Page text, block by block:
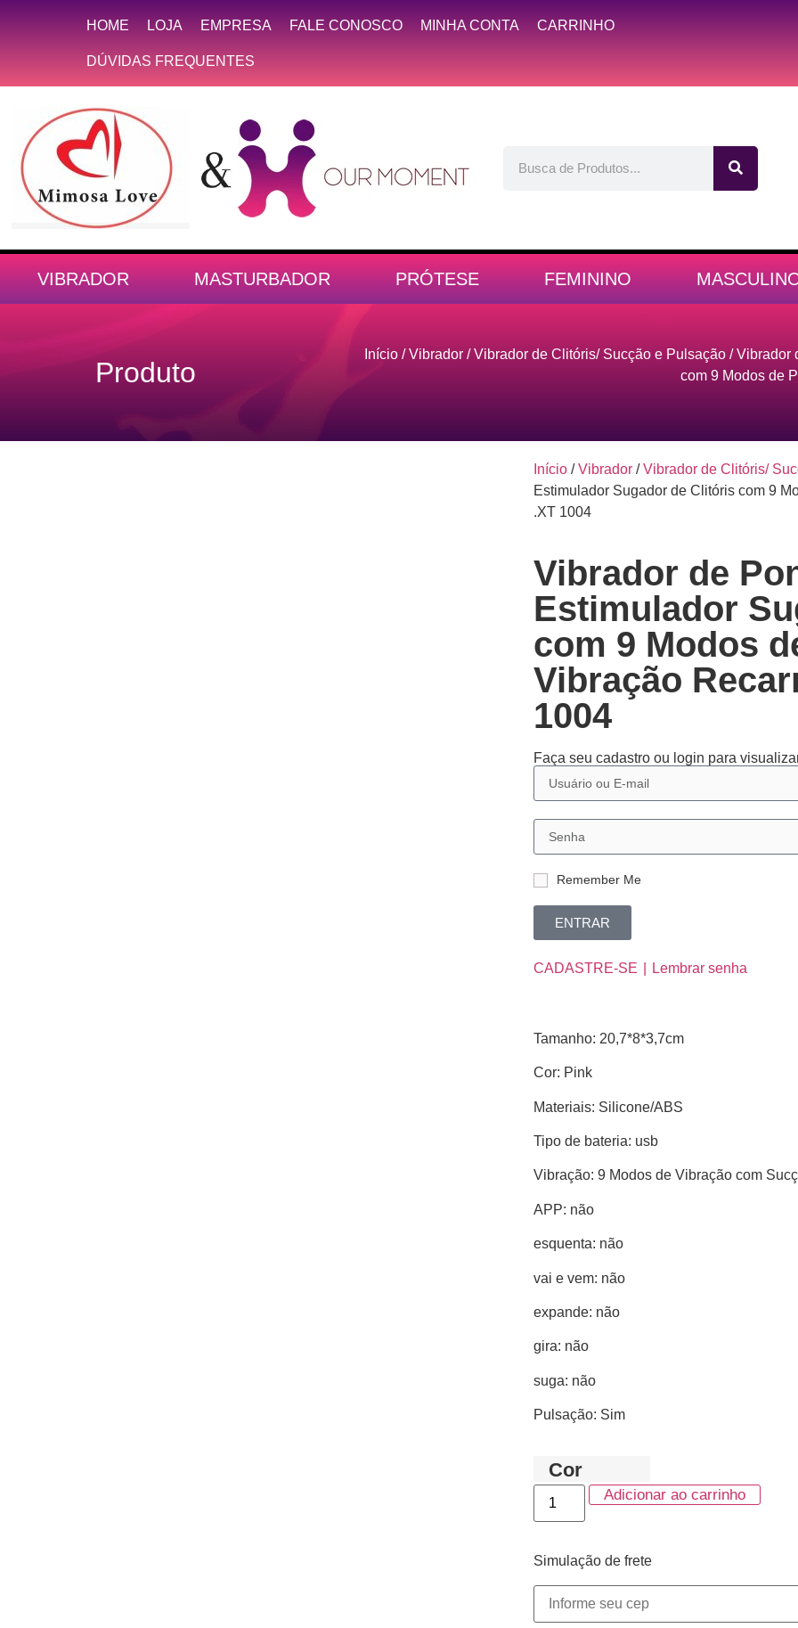
HOME LOJA EMPRESA FALE CONOSCO MINHA CONTA CARRINHO
DÚVIDAS FREQUENTES
VIBRADOR MASTURBADOR PRÓTESE FEMININO
Produto
Início/Vibrador/Vibrador de Clitóris/ Sucção e Pulsação/ Vibrador
com 9 Modos de
Início/Vibrador/Vibrador de Clitóris/
Estimulador Sugador de Clitóris com 9
.XT 1004
Vibrador de
Estimulador
com 9 Modos
Vibração
1004
Faça seu cadastro ou login para
Remember Me
ENTRAR
CADASTRE-SE Lembrar senha
Tamanho: 20,7*8*3,7cm
Cor: Pink
Materiais: Silicone/ABS
Tipo de bateria: usb
Vibração: 9 Modos de Vibração com
APP: não
esquenta: não
vai e vem: não
expande: não
gira: não
suga: não
Pulsação: Sim
Cor
Adicionar ao carrinho
Simulação de frete